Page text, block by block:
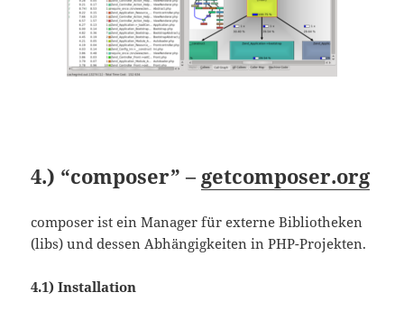
4.) “composer” – getcomposer.org
composer ist ein Manager für externe Bibliotheken
(libs) und dessen Abhängigkeiten in PHP-Projekten.
4.1) Installation